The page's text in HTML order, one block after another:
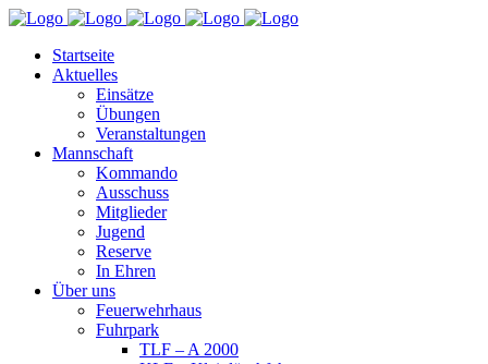
Startseite
Aktuelles
Einsätze
Übungen
Veranstaltungen
Mannschaft
Kommando
Ausschuss
Mitglieder
Jugend
Reserve
In Ehren
Über uns
Feuerwehrhaus
Fuhrpark
TLF – A 2000